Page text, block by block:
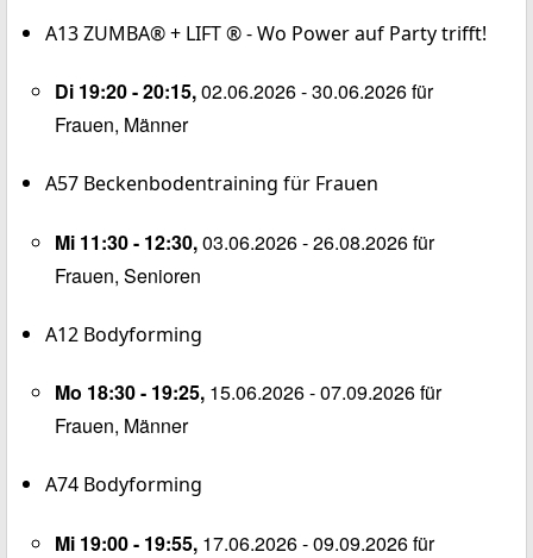
A13ZUMBA® + LIFT ® - Wo Power auf Party trifft!
Di 19:20 - 20:15,02.06.2026 - 30.06.2026 für
Frauen, Männer
A57 Beckenbodentraining für Frauen
Mi 11:30 - 12:30,03.06.2026 - 26.08.2026 für
Frauen, Senioren
A12 Bodyforming
Mo 18:30 - 19:25, 15.06.2026 - 07.09.2026 für
Frauen, Männer
A74 Bodyforming
Mi 19:00 - 19:55, 17.06.2026 - 09.09.2026 für